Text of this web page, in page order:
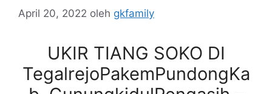
April 20, 2022 oleh gkfamily
UKIR TIANG SOKO DI
TegalrejoPakemPundongKa